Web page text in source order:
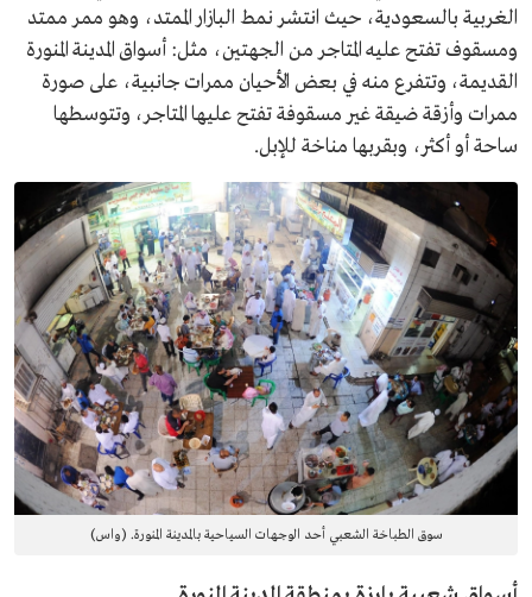
الغربية بالسعودية، حيث انتشر نمط البازار الممتد، وهو ممر ممتد
ومسقوف تفتح عليه المتاجر من الجهتين، مثل: أسواق المدينة المنورة
القديمة، وتتفرع منه في بعض الأحيان ممرات جانبية، على صورة
ممرات وأزقة ضيقة غير مسقوفة تفتح عليها المتاجر، وتتوسطها
ساحة أو أكثر، وبقربها مناخة للإبل.
سوق الطباخة الشعبي أحد الوجهات السياحية بالمدينة المنورة. (واس)